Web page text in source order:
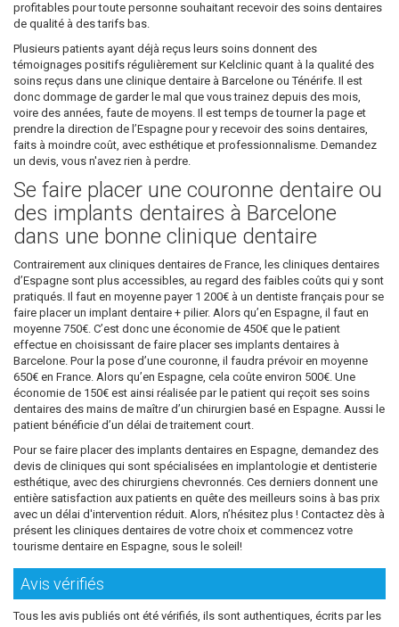
profitables pour toute personne souhaitant recevoir des soins dentaires
de qualité à des tarifs bas.
Plusieurs patients ayant déjà reçus leurs soins donnent des
témoignages positifs régulièrement sur Kelclinic quant à la qualité des
soins reçus dans une clinique dentaire à Barcelone ou Ténérife. Il est
donc dommage de garder le mal que vous trainez depuis des mois,
voire des années, faute de moyens. Il est temps de tourner la page et
prendre la direction de l’Espagne pour y recevoir des soins dentaires,
faits à moindre coût, avec esthétique et professionnalisme. Demandez
un devis, vous n'avez rien à perdre.
Se faire placer une couronne dentaire ou
des implants dentaires à Barcelone
dans une bonne clinique dentaire
Contrairement aux cliniques dentaires de France, les cliniques dentaires
d’Espagne sont plus accessibles, au regard des faibles coûts qui y sont
pratiqués. Il faut en moyenne payer 1 200€ à un dentiste français pour se
faire placer un implant dentaire + pilier. Alors qu’en Espagne, il faut en
moyenne 750€. C’est donc une économie de 450€ que le patient
effectue en choisissant de faire placer ses implants dentaires à
Barcelone. Pour la pose d’une couronne, il faudra prévoir en moyenne
650€ en France. Alors qu’en Espagne, cela coûte environ 500€. Une
économie de 150€ est ainsi réalisée par le patient qui reçoit ses soins
dentaires des mains de maître d’un chirurgien basé en Espagne. Aussi le
patient bénéficie d’un délai de traitement court.
Pour se faire placer des implants dentaires en Espagne, demandez des
devis de cliniques qui sont spécialisées en implantologie et dentisterie
esthétique, avec des chirurgiens chevronnés. Ces derniers donnent une
entière satisfaction aux patients en quête des meilleurs soins à bas prix
avec un délai d'intervention réduit. Alors, n’hésitez plus ! Contactez dès à
présent les cliniques dentaires de votre choix et commencez votre
tourisme dentaire en Espagne, sous le soleil!
Avis vérifiés
Tous les avis publiés ont été vérifiés, ils sont authentiques, écrits par les